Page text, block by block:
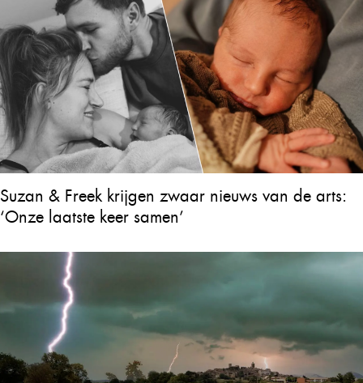
Suzan & Freek krijgen zwaar nieuws van de arts:
‘Onze laatste keer samen’